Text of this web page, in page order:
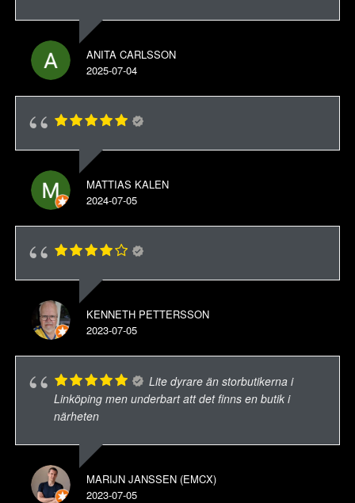
ANITA CARLSSON
2025-07-04
MATTIAS KALEN
2024-07-05
KENNETH PETTERSSON
2023-07-05
Lite dyrare än storbutikerna i
Linköping men underbart att det finns en butik i
närheten
MARIJN JANSSEN (EMCX)
2023-07-05